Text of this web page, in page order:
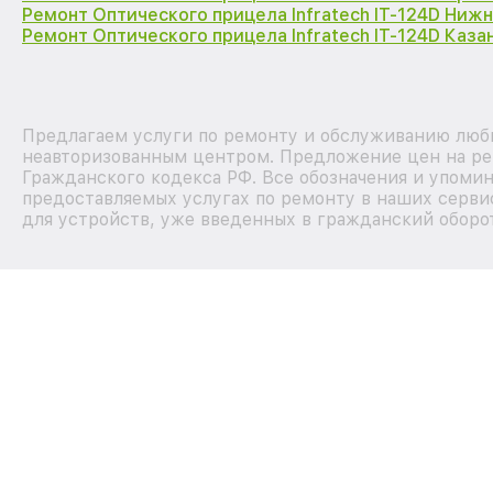
Ремонт Оптического прицела Infratech IT-124D
Ремонт Оптического прицела Infratech IT-124D
Предлагаем услуги по ремонту и обслуживанию
неавторизованным центром. Предложение цен на
Гражданского кодекса РФ. Все обозначения и
предоставляемых услугах по ремонту в наших
для устройств, уже введенных в гражданский